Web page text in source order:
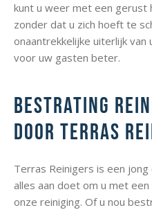
kunt u weer met een gerust
zonder dat u zich hoeft te
onaantrekkelijke uiterlijk
voor uw gasten beter.
Bestrating
door Terras
Terras Reinigers is een
alles aan doet om u met
onze reiniging. Of u nou